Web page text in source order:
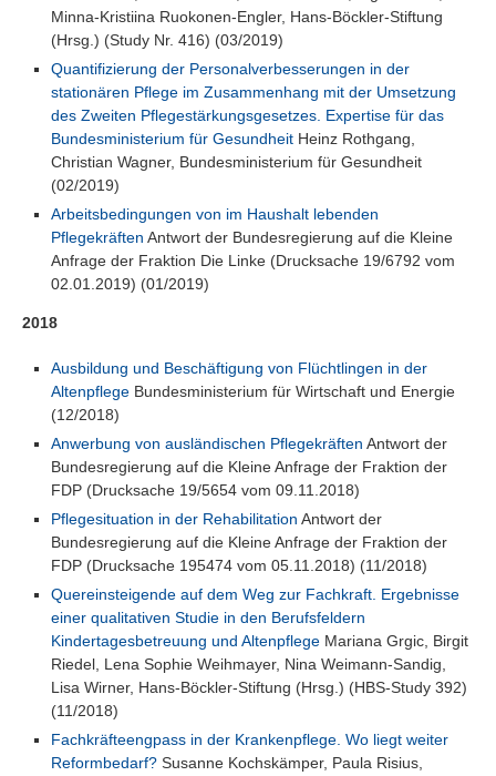
Minna-Kristiina Ruokonen-Engler, Hans-Böckler-Stiftung
(Hrsg.) (Study Nr. 416) (03/2019)
Quantifizierung der Personalverbesserungen in der
stationären Pflege im Zusammenhang mit der Umsetzung
des Zweiten Pflegestärkungsgesetzes. Expertise für das
Bundesministerium für GesundheitHeinz Rothgang,
Christian Wagner, Bundesministerium für Gesundheit
(02/2019)
Arbeitsbedingungen von im Haushalt lebenden
Pflegekräften Antwort der Bundesregierung auf die Kleine
Anfrage der Fraktion Die Linke (Drucksache 19/6792 vom
02.01.2019) (01/2019)
2018
Ausbildung und Beschäftigung von Flüchtlingen in der
AltenpflegeBundesministerium für Wirtschaft und Energie
(12/2018)
Anwerbung von ausländischen Pflegekräften Antwort der
Bundesregierung auf die Kleine Anfrage der Fraktion der
FDP (Drucksache 19/5654 vom 09.11.2018)
Pflegesituation in der Rehabilitation Antwort der
Bundesregierung auf die Kleine Anfrage der Fraktion der
FDP (Drucksache 195474 vom 05.11.2018) (11/2018)
Quereinsteigende auf dem Weg zur Fachkraft. Ergebnisse
einer qualitativen Studie in den Berufsfeldern
Kindertagesbetreuung und AltenpflegeMariana Grgic, Birgit
Riedel, Lena Sophie Weihmayer, Nina Weimann-Sandig,
Lisa Wirner, Hans-Böckler-Stiftung (Hrsg.) (HBS-Study 392)
(11/2018)
Fachkräfteengpass in der Krankenpflege. Wo liegt weiter
Reformbedarf?Susanne Kochskämper, Paula Risius,